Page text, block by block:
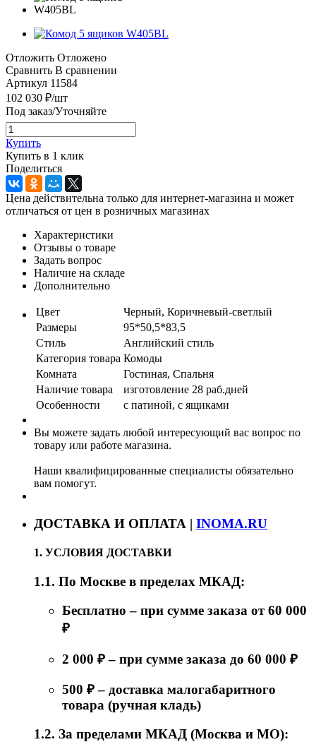
Отложить Отложено
Сравнить В сравнении
Артикул 11584
102 030 ₽/шт
Под заказ/Уточняйте
Купить
Купить в 1 клик
Поделиться
Цена действительна только для интернет-магазина и может
отличаться от цен в розничных магазинах
Характеристики
Отзывы о товаре
Задать вопрос
Наличие на складе
Дополнительно
Цвет
Черный, Коричневый-светлый
Размеры
95*50,5*83,5
Стиль
Английский стиль
Категория товара Комоды
Комната
Гостиная, Спальня
Наличие товара
изготовление 28 раб.дней
Особенности
с патиной, с ящиками
Вы можете задать любой интересующий вас вопрос по
товару или работе магазина.
Наши квалифицированные специалисты обязательно
вам помогут.
ДОСТАВКА И ОПЛАТА | INOMA.RU
1. УСЛОВИЯ ДОСТАВКИ
1.1. По Москве в пределах МКАД:
Бесплатно – при сумме заказа от 60 000
₽
2 000 ₽ – при сумме заказа до 60 000 ₽
500 ₽ – доставка малогабаритного
товара (ручная кладь)
1.2. За пределами МКАД (Москва и МО):